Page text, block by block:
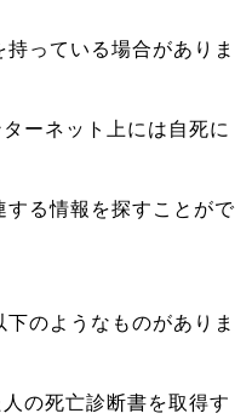
っている場合がありま
ーネット上には自死に
る情報を探すことがで
のようなものがありま
の死亡診断書を取得す